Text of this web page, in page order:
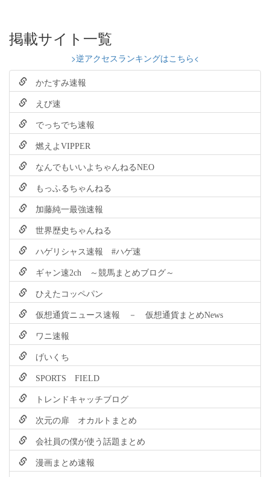
掲載サイト一覧
>逆アクセスランキングはこちら<
かたすみ速報
えび速
でっちでち速報
燃えよVIPPER
なんでもいいよちゃんねるNEO
もっふるちゃんねる
加藤純一最強速報
世界歴史ちゃんねる
ハゲリシャス速報 #ハゲ速
ギャン速2ch ～競馬まとめブログ～
ひえたコッペパン
仮想通貨ニュース速報 － 仮想通貨まとめNews
ワニ速報
げいくち
SPORTS FIELD
トレンドキャッチブログ
次元の扉 オカルトまとめ
会社員の僕が使う話題まとめ
漫画まとめ速報